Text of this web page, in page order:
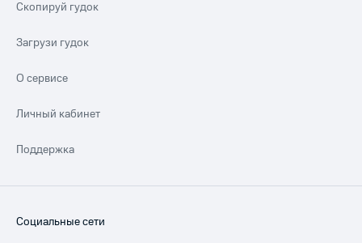
Скопируй гудок
Загрузи гудок
О сервисе
Личный кабинет
Поддержка
Социальные сети